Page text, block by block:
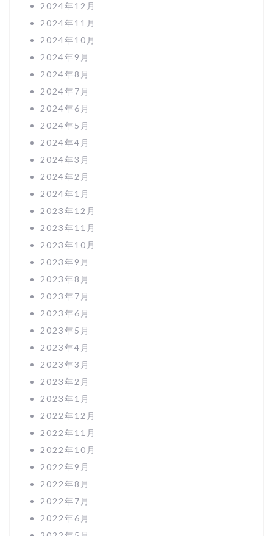
2024年12月
2024年11月
2024年10月
2024年9月
2024年8月
2024年7月
2024年6月
2024年5月
2024年4月
2024年3月
2024年2月
2024年1月
2023年12月
2023年11月
2023年10月
2023年9月
2023年8月
2023年7月
2023年6月
2023年5月
2023年4月
2023年3月
2023年2月
2023年1月
2022年12月
2022年11月
2022年10月
2022年9月
2022年8月
2022年7月
2022年6月